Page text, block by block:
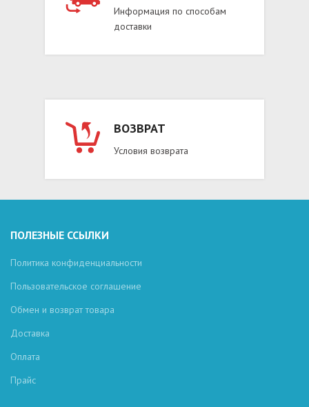
Информация по способам
доставки
ВОЗВРАТ
Условия возврата
ПОЛЕЗНЫЕ ССЫЛКИ
Политика конфиденциальности
Пользовательское соглашение
Обмен и возврат товара
Доставка
Оплата
Прайс